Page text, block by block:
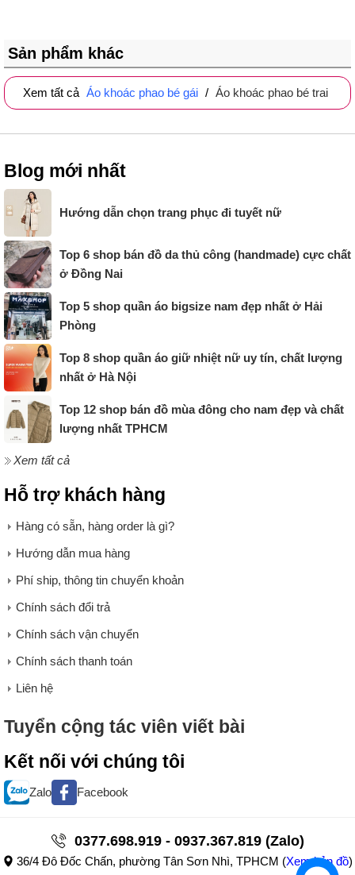
Sản phẩm khác
Xem tất cả Áo khoác phao bé gái / Áo khoác phao bé trai
Blog mới nhất
Hướng dẫn chọn trang phục đi tuyết nữ
Top 6 shop bán đồ da thủ công (handmade) cực chất
ở Đồng Nai
Top 5 shop quần áo bigsize nam đẹp nhất ở Hải
Phòng
Top 8 shop quần áo giữ nhiệt nữ uy tín, chất lượng
nhất ở Hà Nội
Top 12 shop bán đồ mùa đông cho nam đẹp và chất
lượng nhất TPHCM
Xem tất cả
Hỗ trợ khách hàng
Hàng có sẵn, hàng order là gì?
Hướng dẫn mua hàng
Phí ship, thông tin chuyển khoản
Chính sách đổi trả
Chính sách vận chuyển
Chính sách thanh toán
Liên hệ
Tuyển cộng tác viên viết bài
Kết nối với chúng tôi
Zalo Facebook
0377.698.919 - 0937.367.819 (Zalo)
36/4 Đô Đốc Chấn, phường Tân Sơn Nhì, TPHCM (Xem bản đồ)